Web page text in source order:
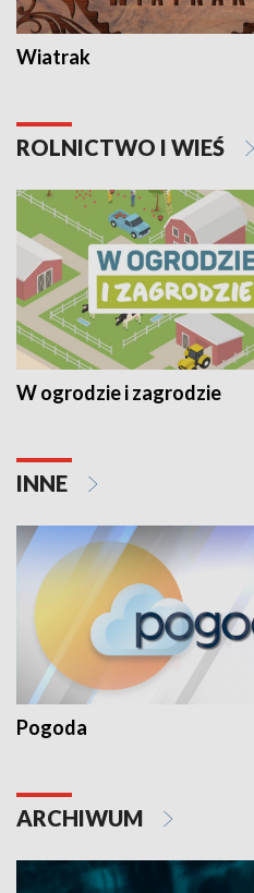
Wiatrak
ROLNICTWO I WIEŚ
W ogrodzie i zagrodzie
INNE
Pogoda
ARCHIWUM